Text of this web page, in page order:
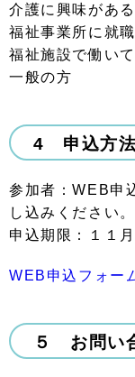
介護に興味があ
福祉事業所に就
福祉施設で働い
一般の方
4 申込方
参加者：WEB申
し込みください。
申込期限：１１
WEB申込フォー
５ お問い